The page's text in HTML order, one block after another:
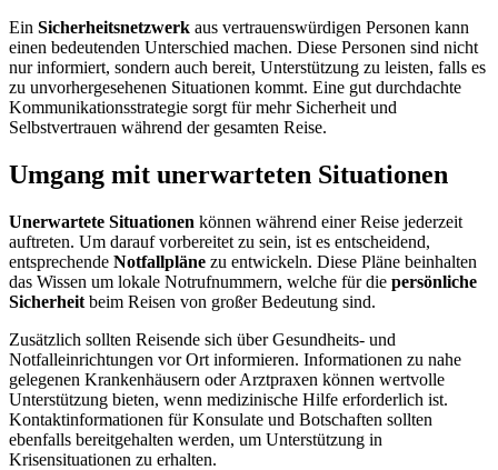
Ein Sicherheitsnetzwerk aus vertrauenswürdigen Personen kann
einen bedeutenden Unterschied machen. Diese Personen sind nicht
nur informiert, sondern auch bereit, Unterstützung zu leisten, falls es
zu unvorhergesehenen Situationen kommt. Eine gut durchdachte
Kommunikationsstrategie sorgt für mehr Sicherheit und
Selbstvertrauen während der gesamten Reise.
Umgang mit unerwarteten Situationen
Unerwartete Situationen können während einer Reise jederzeit
auftreten. Um darauf vorbereitet zu sein, ist es entscheidend,
entsprechende Notfallpläne zu entwickeln. Diese Pläne beinhalten
das Wissen um lokale Notrufnummern, welche für die persönliche
Sicherheit beim Reisen von großer Bedeutung sind.
Zusätzlich sollten Reisende sich über Gesundheits- und
Notfalleinrichtungen vor Ort informieren. Informationen zu nahe
gelegenen Krankenhäusern oder Arztpraxen können wertvolle
Unterstützung bieten, wenn medizinische Hilfe erforderlich ist.
Kontaktinformationen für Konsulate und Botschaften sollten
ebenfalls bereitgehalten werden, um Unterstützung in
Krisensituationen zu erhalten.